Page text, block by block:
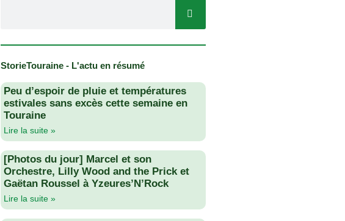
StorieTouraine - L'actu en résumé
Peu d’espoir de pluie et températures
estivales sans excès cette semaine en
Touraine
Lire la suite »
[Photos du jour] Marcel et son
Orchestre, Lilly Wood and the Prick et
Gaëtan Roussel à Yzeures’N’Rock
Lire la suite »